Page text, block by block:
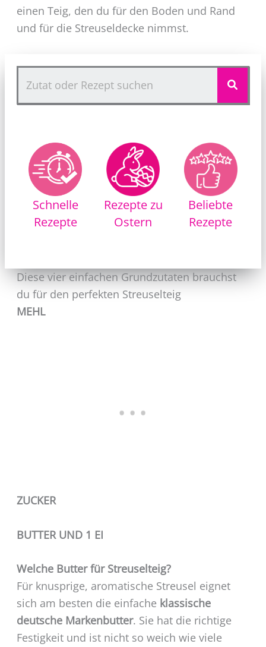
einen Teig, den du für den Boden und Rand
und für die Streuseldecke nimmst.
Schnelle
Rezepte
Rezepte zu
Ostern
Beliebte
Rezepte
Diese vier einfachen Grundzutaten brauchst
du für den perfekten Streuselteig
MEHL
ZUCKER
BUTTER UND 1 EI
Welche Butter für Streuselteig?
Für knusprige, aromatische Streusel eignet
sich am besten die einfache klassische
deutsche Markenbutter. Sie hat die richtige
Festigkeit und ist nicht so weich wie viele